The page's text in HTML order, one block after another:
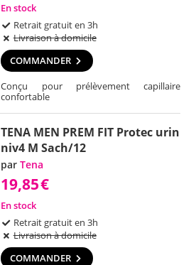
En stock
Retrait gratuit en 3h
Livraison à domicile
COMMANDER
Conçu pour prélèvement capillaire
confortable
TENA MEN PREM FIT Protec urin
niv4 M Sach/12
parTena
19,85€
En stock
Retrait gratuit en 3h
Livraison à domicile
COMMANDER